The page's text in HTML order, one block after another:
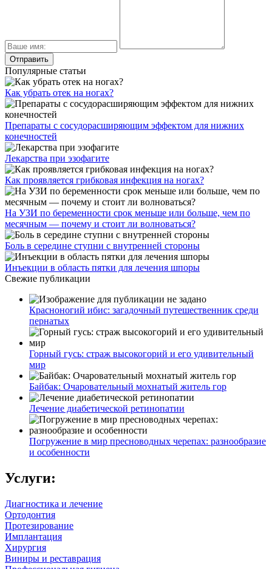
Популярные статьи
Как убрать отек на ногах?
Препараты с сосудорасширяющим эффектом для нижних
конечностей
Лекарства при эзофагите
Как проявляется грибковая инфекция на ногах?
На УЗИ по беременности срок меньше или больше, чем по
месячным — почему и стоит ли волноваться?
Боль в середине ступни с внутренней стороны
Инъекции в область пятки для лечения шпоры
Свежие публикации
Красноногий ибис: загадочный путешественник среди
пернатых
Горный гусь: страж высокогорий и его удивительный
мир
Байбак: Очаровательный мохнатый житель гор
Лечение диабетической ретинопатии
Погружение в мир пресноводных черепах: разнообразие
и особенности
Услуги:
Диагностика и лечение
Ортодонтия
Протезирование
Имплантация
Хирургия
Виниры и реставрация